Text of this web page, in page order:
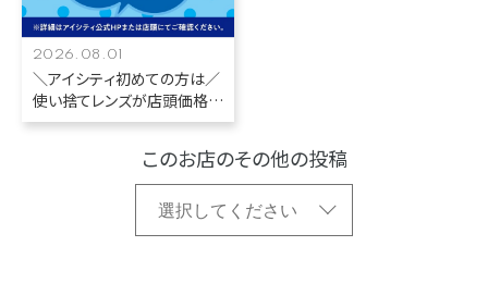
2026.08.01
＼アイシティ初めての方は／
使い捨てレンズが店頭価格
(税抜)から30%OFF！
このお店のその他の投稿